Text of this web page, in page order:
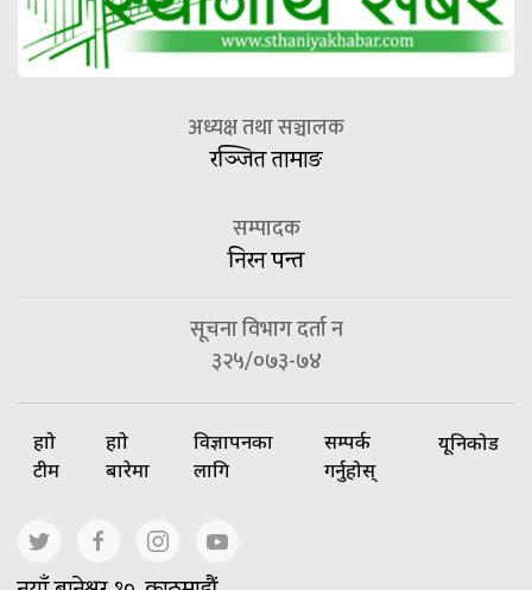
अध्यक्ष तथा सञ्चालक
रञ्जित तामाङ
सम्पादक
निरन पन्त
सूचना विभाग दर्ता न
३२५/०७३-७४
हाम्रो
टीम
हाम्रो
बारेमा
विज्ञापनका
लागि
सम्पर्क
गर्नुहोस्
यूनिकोड